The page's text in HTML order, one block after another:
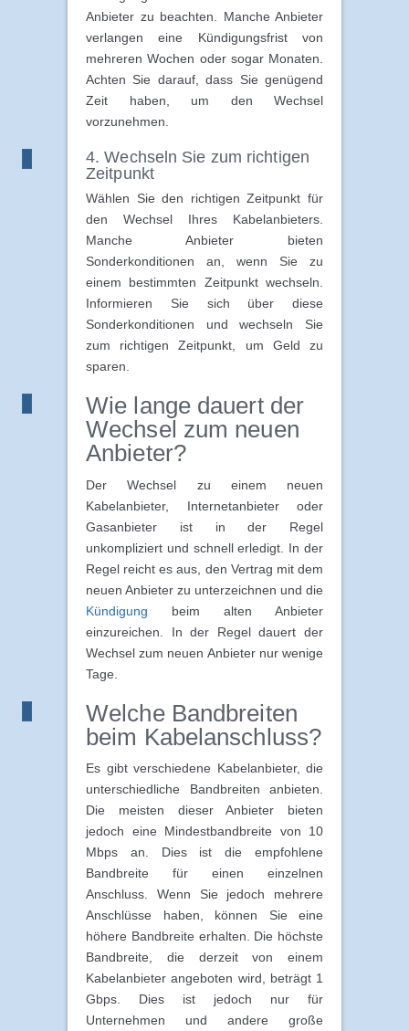
Anbieter zu beachten. Manche Anbieter
verlangen eine Kündigungsfrist von
mehreren Wochen oder sogar Monaten.
Achten Sie darauf, dass Sie genügend
Zeit haben, um den Wechsel
vorzunehmen.
4. Wechseln Sie zum richtigen
Zeitpunkt
Wählen Sie den richtigen Zeitpunkt für
den Wechsel Ihres Kabelanbieters.
Manche Anbieter bieten
Sonderkonditionen an, wenn Sie zu
einem bestimmten Zeitpunkt wechseln.
Informieren Sie sich über diese
Sonderkonditionen und wechseln Sie
zum richtigen Zeitpunkt, um Geld zu
sparen.
Wie lange dauert der
Wechsel zum neuen
Anbieter?
Der Wechsel zu einem neuen
Kabelanbieter, Internetanbieter oder
Gasanbieter ist in der Regel
unkompliziert und schnell erledigt. In der
Regel reicht es aus, den Vertrag mit dem
neuen Anbieter zu unterzeichnen und die
Kündigung beim alten Anbieter
einzureichen. In der Regel dauert der
Wechsel zum neuen Anbieter nur wenige
Tage.
Welche Bandbreiten
beim Kabelanschluss?
Es gibt verschiedene Kabelanbieter, die
unterschiedliche Bandbreiten anbieten.
Die meisten dieser Anbieter bieten
jedoch eine Mindestbandbreite von 10
Mbps an. Dies ist die empfohlene
Bandbreite für einen einzelnen
Anschluss. Wenn Sie jedoch mehrere
Anschlüsse haben, können Sie eine
höhere Bandbreite erhalten. Die höchste
Bandbreite, die derzeit von einem
Kabelanbieter angeboten wird, beträgt 1
Gbps. Dies ist jedoch nur für
Unternehmen und andere große